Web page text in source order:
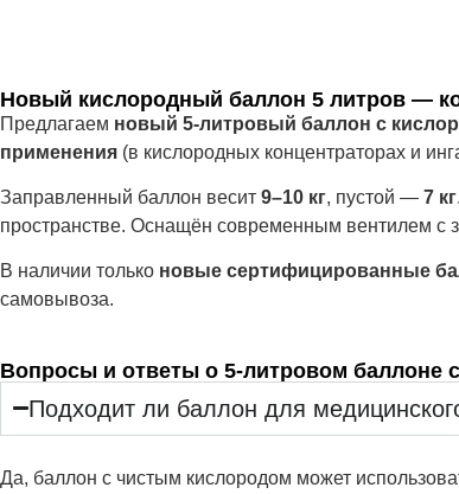
Новый кислородный баллон 5 литров —
Предлагаем новый 5-литровый баллон с
применения (в кислородных концентраторах и
Заправленный баллон весит 9–10 кг, пустой — 7 кг
пространстве. Оснащён современным вентилем с
В наличии только новые сертифицированные
самовывоза.
Вопросы и ответы о 5-литровом баллоне
Подходит ли баллон для
Да, баллон с чистым кислородом может